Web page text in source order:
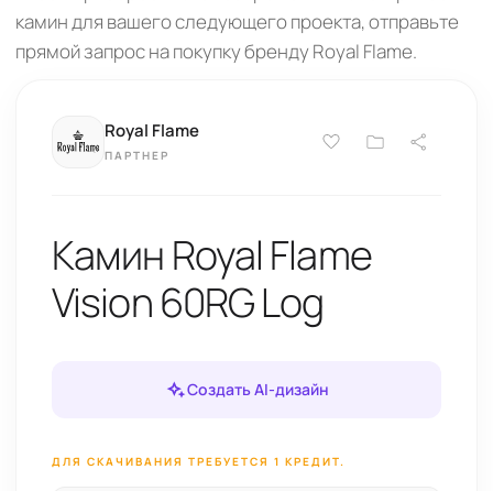
камин для вашего следующего проекта, отправьте
прямой запрос на покупку бренду Royal Flame.
Royal Flame
ПАРТНЕР
Камин Royal Flame
Vision 60RG Log
Создать AI-дизайн
ДЛЯ СКАЧИВАНИЯ ТРЕБУЕТСЯ 1 КРЕДИТ.